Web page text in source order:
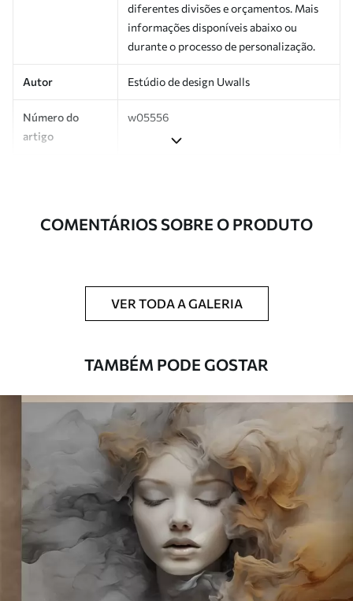
diferentes divisões e orçamentos. Mais
informações disponíveis abaixo ou
durante o processo de personalização.
Autor Estúdio de design Uwalls
Número do
artigo
w05556
rolos de até 50 cm de largura.
revestimento de verniz podem ser limpos
com água.
Método de
Aplicação perfeita
Materiais disponíveis
Standard
45.00 .00€
COMENTÁRIOS SOBRE O PRODUTO
VER TODA A GALERIA
TAMBÉM PODE GOSTAR